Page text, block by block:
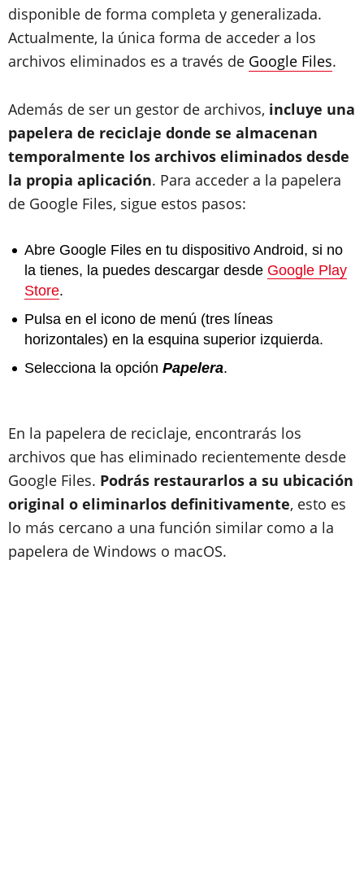
disponible de forma completa y generalizada.
Actualmente, la única forma de acceder a los
archivos eliminados es a través de Google Files.
Además de ser un gestor de archivos, incluye una
papelera de reciclaje donde se almacenan
temporalmente los archivos eliminados desde
la propia aplicación. Para acceder a la papelera
de Google Files, sigue estos pasos:
Abre Google Files en tu dispositivo Android, si no
la tienes, la puedes descargar desde Google Play
Store.
Pulsa en el icono de menú (tres líneas
horizontales) en la esquina superior izquierda.
Selecciona la opción Papelera.
En la papelera de reciclaje, encontrarás los
archivos que has eliminado recientemente desde
Google Files. Podrás restaurarlos a su ubicación
original o eliminarlos definitivamente, esto es
lo más cercano a una función similar como a la
papelera de Windows o macOS.